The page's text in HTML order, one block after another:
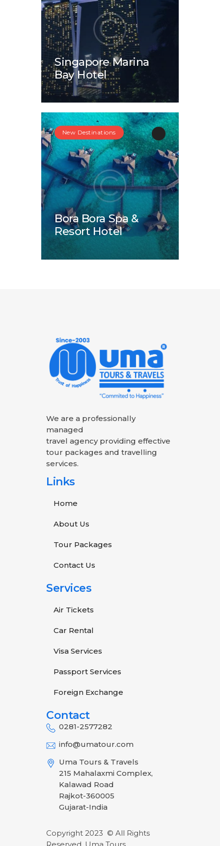
Singapore Marina
Bay Hotel
New Destinations
Bora Bora Spa &
Resort Hotel
We are a professionally
managed
travel agency providing effective
tour packages and travelling
services.
Links
Home
About Us
Tour Packages
Contact Us
Services
Air Tickets
Car Rental
Visa Services
Passport Services
Foreign Exchange
Contact
0281-2577282
info@umatour.com
Uma Tours & Travels
215 Mahalaxmi Complex,
Kalawad Road
Rajkot-360005
Gujarat-India
Copyright 2023 © All Rights
Reserved. Uma Tours.